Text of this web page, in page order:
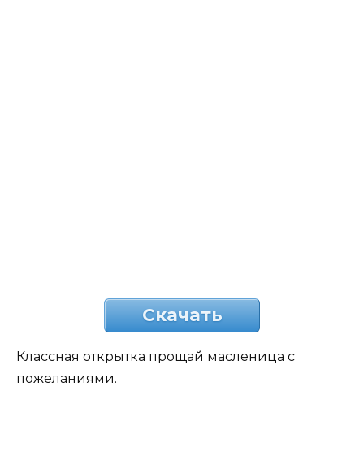
Скачать
Классная открытка прощай масленица с
пожеланиями.